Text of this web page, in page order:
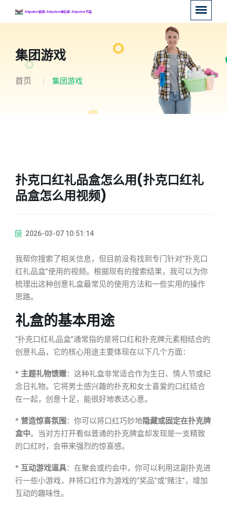
集团游戏
首页 集团游戏
扑克口红礼品盒怎么用(扑克口红礼
品盒怎么用视频)
2026-03-07 10:51:14
我帮你搜索了相关信息，但目前没有找到专门针对“扑克口
红礼品盒”使用的视频。根据现有的搜索结果，我可以为你
梳理出这种创意礼盒最常见的使用方法和一些实用的操作
思路。
礼盒的基本用途
“扑克口红礼品盒”通常指的是将口红和扑克牌元素相结合的
创意礼品，它的核心用途主要体现在以下几个方面：
* 主题礼物馈赠：这种礼盒非常适合作为生日、情人节或纪
念日礼物。它将男士感兴趣的扑克和女士喜爱的口红结合
在一起，创意十足，能很好地表达心意。
* 营造惊喜氛围 ：你可以将口红巧妙地隐藏或固定在扑克牌
盒中。当对方打开看似普通的扑克牌盒却发现是一支精致
的口红时，会带来强烈的惊喜感。
* 互动游戏道具：在聚会或约会中，你可以利用这副扑克进
行一些小游戏，并将口红作为游戏的“奖品”或“赌注”，增加
互动的趣味性。